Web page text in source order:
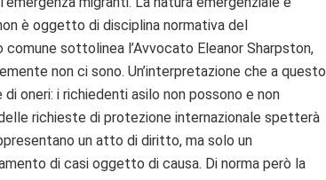
è oggetto di disciplina normativa del
sottolinea l’Avvocato Eleanor Sharpston,
non ci sono. Un’interpretazione che a questo
oneri: i richiedenti asilo non possono e non
richieste di protezione internazionale spetterà
un atto di diritto, ma solo un
di casi oggetto di causa. Di norma però la